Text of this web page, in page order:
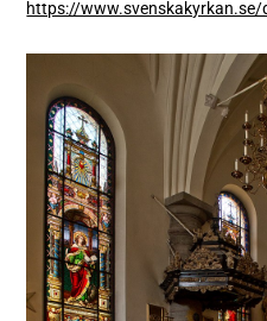
https://www.svenskakyrkan.se/